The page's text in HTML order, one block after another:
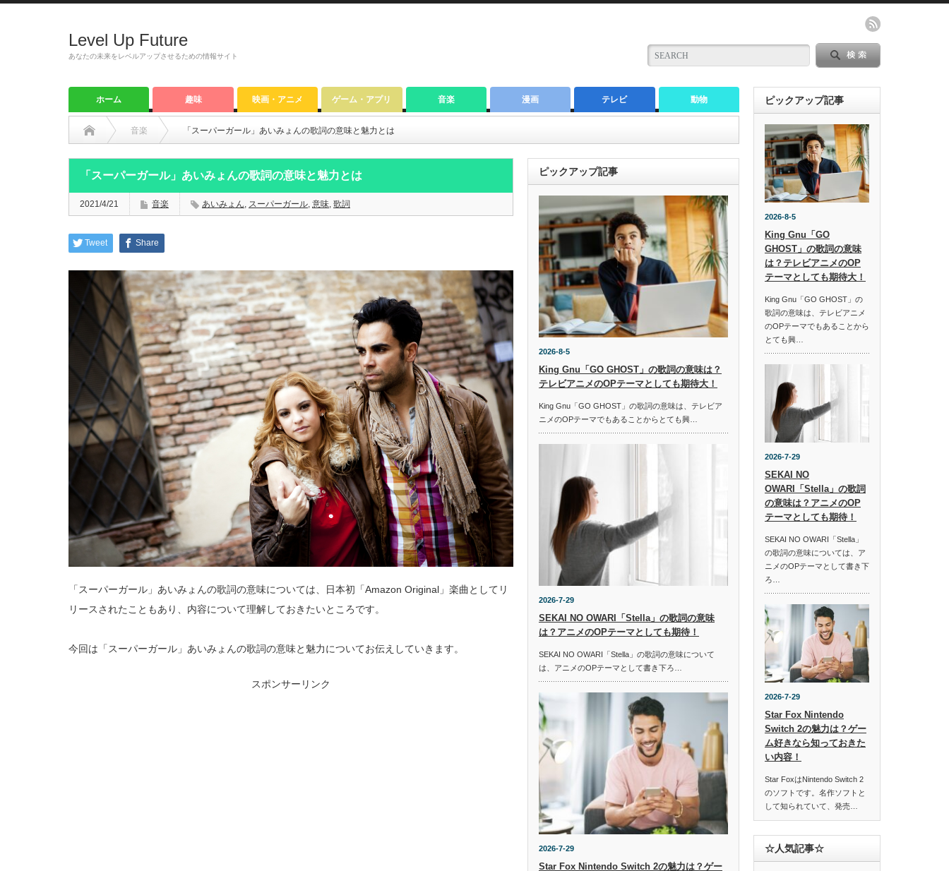
Level Up Future
あなたの未来をレベルアップさせるための情報サイト
ホーム 趣味 映画・アニメ ゲーム・アプリ 音楽 漫画 テレビ 動物
音楽 「スーパーガール」あいみょんの歌詞の意味と魅力とは
「スーパーガール」あいみょんの歌詞の意味と魅力とは
2021/4/21 音楽 あいみょん, スーパーガール, 意味, 歌詞
Tweet Share
「スーパーガール」あいみょんの歌詞の意味については、日本初「Amazon Original」楽曲としてリ
リースされたこともあり、内容について理解しておきたいところです。
今回は「スーパーガール」あいみょんの歌詞の意味と魅力についてお伝えしていきます。
スポンサーリンク
ピックアップ記事
2026-8-5
King Gnu「GO GHOST」の歌詞の意味は？
テレビアニメのOPテーマとしても期待大！
King Gnu「GO GHOST」の歌詞の意味は、テレビア
ニメのOPテーマでもあることからとても興…
2026-7-29
SEKAI NO OWARI「Stella」の歌詞の意味
は？アニメのOPテーマとしても期待！
SEKAI NO OWARI「Stella」の歌詞の意味について
は、アニメのOPテーマとして書き下ろ…
2026-7-29
Star Fox Nintendo Switch 2の魅力は？ゲー
ピックアップ記事
2026-8-5
King Gnu「GO
GHOST」の歌詞の意味
は？テレビアニメのOP
テーマとしても期待大！
King Gnu「GO GHOST」の
歌詞の意味は、テレビアニメ
のOPテーマでもあることから
とても興…
2026-7-29
SEKAI NO
OWARI「Stella」の歌詞
の意味は？アニメのOP
テーマとしても期待！
SEKAI NO OWARI「Stella」
の歌詞の意味については、ア
ニメのOPテーマとして書き下
ろ…
2026-7-29
Star Fox Nintendo
Switch 2の魅力は？ゲー
ム好きなら知っておきた
い内容！
Star FoxはNintendo Switch 2
のソフトです。名作ソフトと
して知られていて、発売…
☆人気記事☆